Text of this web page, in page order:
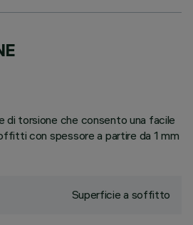
di torsione che consento una facile
con spessore a partire da 1 mm
Superficie a soffitto